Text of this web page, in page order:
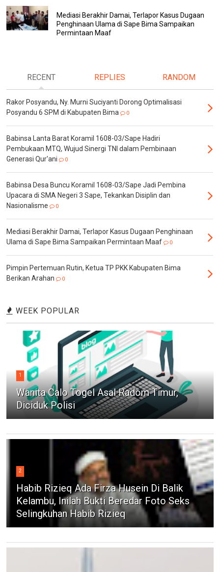
Mediasi Berakhir Damai, Terlapor Kasus Dugaan
Penghinaan Ulama di Sape Bima Sampaikan
Permintaan Maaf
RECENT REPLIES RANDOM
Rakor Posyandu, Ny. Murni Suciyanti Dorong Optimalisasi
Posyandu 6 SPM di Kabupaten Bima
0
Babinsa Lanta Barat Koramil 1608-03/Sape Hadiri
Pembukaan MTQ, Wujud Sinergi TNI dalam Pembinaan
Generasi Qur'ani
0
Babinsa Desa Buncu Koramil 1608-03/Sape Jadi Pembina
Upacara di SMA Negeri 3 Sape, Tekankan Disiplin dan
Nasionalisme
0
Mediasi Berakhir Damai, Terlapor Kasus Dugaan Penghinaan
Ulama di Sape Bima Sampaikan Permintaan Maaf
0
Pimpin Pertemuan Rutin, Ketua TP PKK Kabupaten Bima
Berikan Arahan
0
WEEK POPULAR
1
Wanita Calo Togel Asal Radom Timur,
Diciduk Polisi
2
Habib Rizieq Ada Firza Husein Di Balik
Kelambu, Inilah Bukti Beredar Foto Seks
Selingkuhan Habib Rizieq